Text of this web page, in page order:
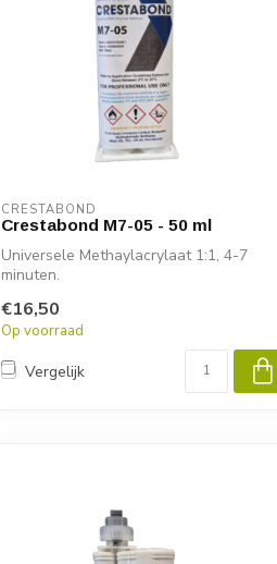
CRESTABOND
Crestabond M7-05 - 50 ml
Universele Methaylacrylaat 1:1, 4-7
minuten.
€16,50
Op voorraad
Vergelijk